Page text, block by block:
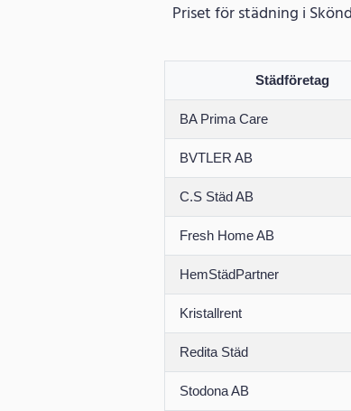
Priset för städning i
Städföretag
BA Prima Care
BVTLER AB
C.S Städ AB
Fresh Home AB
HemStädPartner
Kristallrent
Redita Städ
Stodona AB